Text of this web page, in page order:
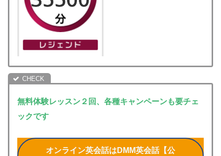
無料体験レッスン２回、各種キャンペーンも要チェ
ックです
オンライン英会話はDMM英会話【公